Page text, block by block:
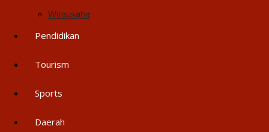
Wirausaha
Pendidikan
Tourism
Sports
Daerah